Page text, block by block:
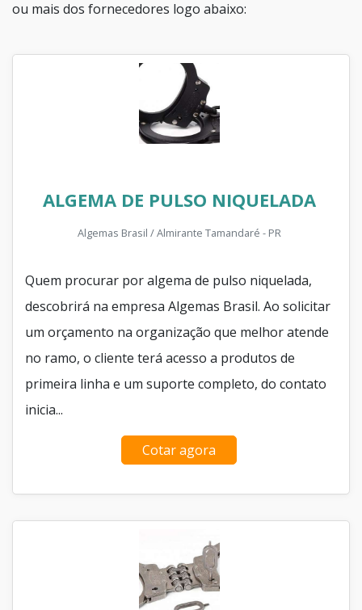
ou mais dos fornecedores logo abaixo:
ALGEMA DE PULSO NIQUELADA
Algemas Brasil / Almirante Tamandaré - PR
Quem procurar por algema de pulso niquelada,
descobrirá na empresa Algemas Brasil. Ao solicitar
um orçamento na organização que melhor atende
no ramo, o cliente terá acesso a produtos de
primeira linha e um suporte completo, do contato
inicia...
Cotar agora